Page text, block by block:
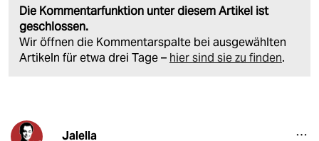
Die Kommentarfunktion unter diesem Artikel ist
geschlossen.
Wir öffnen die Kommentarspalte bei ausgewählten
Artikeln für etwa drei Tage – hier sind sie zu finden.
Jalella